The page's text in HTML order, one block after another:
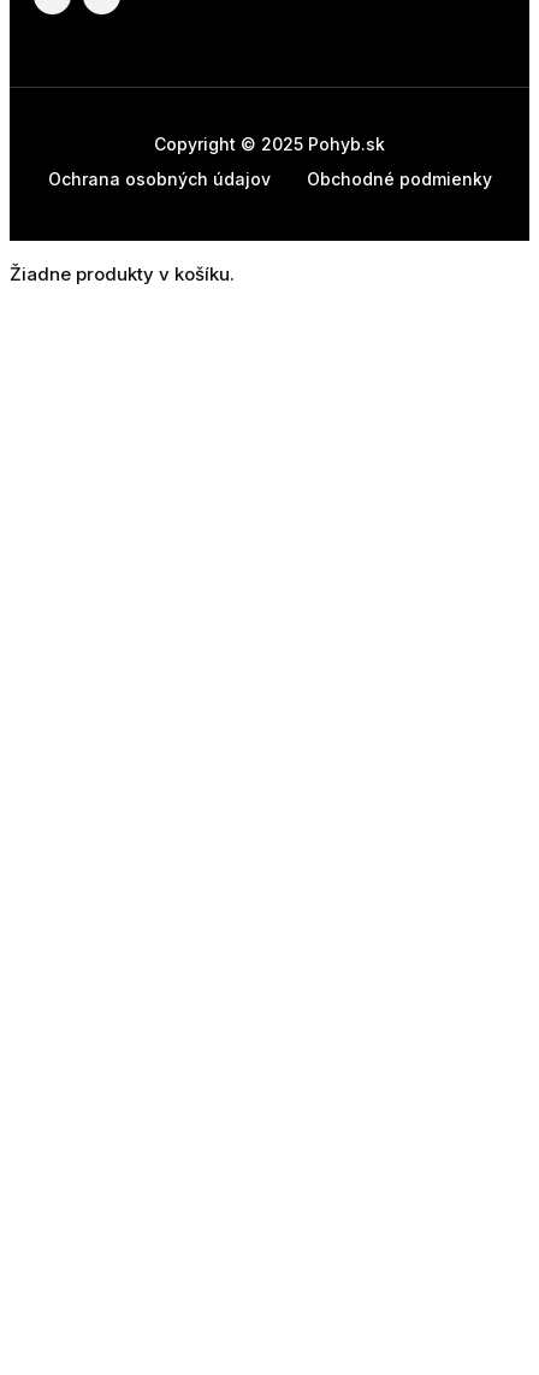
Copyright © 2025 Pohyb.sk
Ochrana osobných údajov
Obchodné podmienky
Žiadne produkty v košíku.